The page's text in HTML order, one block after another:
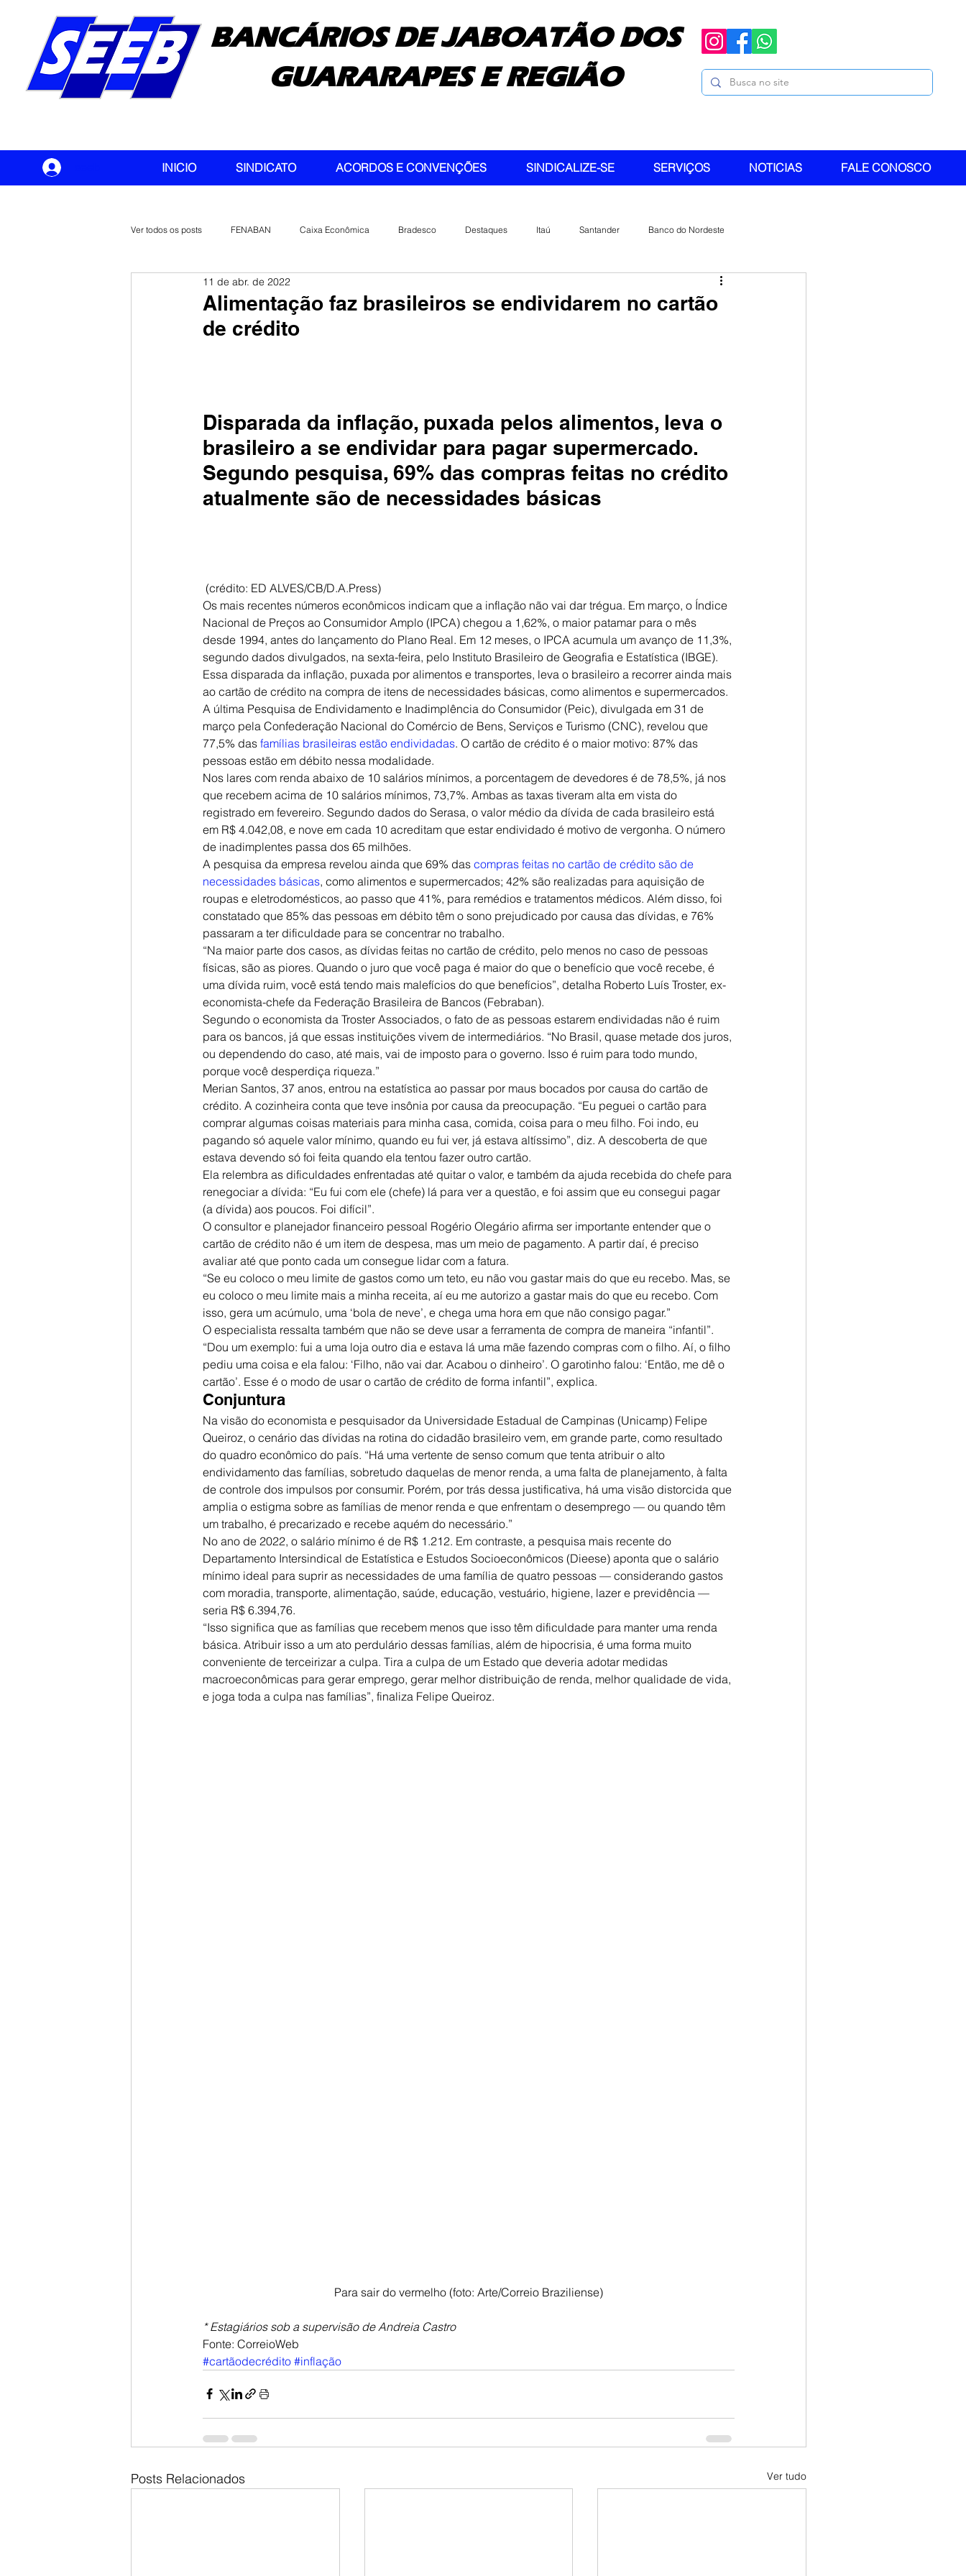
BANCÁRIOS DE JABOATÃO DOS
GUARARAPES E REGIÃO
INICIO SINDICATO ACORDOS E CONVENÇÕES SINDICALIZE-SE SERVIÇOS NOTICIAS FALE CONOSCO
Ver todos os posts FENABAN Caixa Econômica Bradesco Destaques Itaú Santander Banco do Nordeste
Banco do Brasil CONTEC
Alimentação faz brasileiros se endividarem no cartão
de crédito
11 de abr. de 2022
Disparada da inflação, puxada pelos alimentos, leva o
brasileiro a se endividar para pagar supermercado.
Segundo pesquisa, 69% das compras feitas no crédito
atualmente são de necessidades básicas
(crédito: ED ALVES/CB/D.A.Press)
Os mais recentes números econômicos indicam que a inflação não vai dar trégua. Em março, o Índice
Nacional de Preços ao Consumidor Amplo (IPCA) chegou a 1,62%, o maior patamar para o mês
desde 1994, antes do lançamento do Plano Real. Em 12 meses, o IPCA acumula um avanço de 11,3%,
segundo dados divulgados, na sexta-feira, pelo Instituto Brasileiro de Geografia e Estatística (IBGE).
Essa disparada da inflação, puxada por alimentos e transportes, leva o brasileiro a recorrer ainda mais
ao cartão de crédito na compra de itens de necessidades básicas, como alimentos e supermercados.
A última Pesquisa de Endividamento e Inadimplência do Consumidor (Peic), divulgada em 31 de
março pela Confederação Nacional do Comércio de Bens, Serviços e Turismo (CNC), revelou que
77,5% das famílias brasileiras estão endividadas. O cartão de crédito é o maior motivo: 87% das
pessoas estão em débito nessa modalidade.
Nos lares com renda abaixo de 10 salários mínimos, a porcentagem de devedores é de 78,5%, já nos
que recebem acima de 10 salários mínimos, 73,7%. Ambas as taxas tiveram alta em vista do
registrado em fevereiro. Segundo dados do Serasa, o valor médio da dívida de cada brasileiro está
em R$ 4.042,08, e nove em cada 10 acreditam que estar endividado é motivo de vergonha. O número
de inadimplentes passa dos 65 milhões.
A pesquisa da empresa revelou ainda que 69% das compras feitas no cartão de crédito são de
necessidades básicas, como alimentos e supermercados; 42% são realizadas para aquisição de
roupas e eletrodomésticos, ao passo que 41%, para remédios e tratamentos médicos. Além disso, foi
constatado que 85% das pessoas em débito têm o sono prejudicado por causa das dívidas, e 76%
passaram a ter dificuldade para se concentrar no trabalho.
“Na maior parte dos casos, as dívidas feitas no cartão de crédito, pelo menos no caso de pessoas
físicas, são as piores. Quando o juro que você paga é maior do que o benefício que você recebe, é
uma dívida ruim, você está tendo mais malefícios do que benefícios”, detalha Roberto Luís Troster, ex-
economista-chefe da Federação Brasileira de Bancos (Febraban).
Segundo o economista da Troster Associados, o fato de as pessoas estarem endividadas não é ruim
para os bancos, já que essas instituições vivem de intermediários. “No Brasil, quase metade dos juros,
ou dependendo do caso, até mais, vai de imposto para o governo. Isso é ruim para todo mundo,
porque você desperdiça riqueza.”
Merian Santos, 37 anos, entrou na estatística ao passar por maus bocados por causa do cartão de
crédito. A cozinheira conta que teve insônia por causa da preocupação. “Eu peguei o cartão para
comprar algumas coisas materiais para minha casa, comida, coisa para o meu filho. Foi indo, eu
pagando só aquele valor mínimo, quando eu fui ver, já estava altíssimo”, diz. A descoberta de que
estava devendo só foi feita quando ela tentou fazer outro cartão.
Ela relembra as dificuldades enfrentadas até quitar o valor, e também da ajuda recebida do chefe para
renegociar a dívida: “Eu fui com ele (chefe) lá para ver a questão, e foi assim que eu consegui pagar
(a dívida) aos poucos. Foi difícil”.
O consultor e planejador financeiro pessoal Rogério Olegário afirma ser importante entender que o
cartão de crédito não é um item de despesa, mas um meio de pagamento. A partir daí, é preciso
avaliar até que ponto cada um consegue lidar com a fatura.
“Se eu coloco o meu limite de gastos como um teto, eu não vou gastar mais do que eu recebo. Mas, se
eu coloco o meu limite mais a minha receita, aí eu me autorizo a gastar mais do que eu recebo. Com
isso, gera um acúmulo, uma ‘bola de neve’, e chega uma hora em que não consigo pagar.”
O especialista ressalta também que não se deve usar a ferramenta de compra de maneira “infantil”.
“Dou um exemplo: fui a uma loja outro dia e estava lá uma mãe fazendo compras com o filho. Aí, o filho
pediu uma coisa e ela falou: ‘Filho, não vai dar. Acabou o dinheiro’. O garotinho falou: ‘Então, me dê o
cartão’. Esse é o modo de usar o cartão de crédito de forma infantil”, explica.
Conjuntura
Na visão do economista e pesquisador da Universidade Estadual de Campinas (Unicamp) Felipe
Queiroz, o cenário das dívidas na rotina do cidadão brasileiro vem, em grande parte, como resultado
do quadro econômico do país. “Há uma vertente de senso comum que tenta atribuir o alto
endividamento das famílias, sobretudo daquelas de menor renda, a uma falta de planejamento, à falta
de controle dos impulsos por consumir. Porém, por trás dessa justificativa, há uma visão distorcida que
amplia o estigma sobre as famílias de menor renda e que enfrentam o desemprego — ou quando têm
um trabalho, é precarizado e recebe aquém do necessário.”
No ano de 2022, o salário mínimo é de R$ 1.212. Em contraste, a pesquisa mais recente do
Departamento Intersindical de Estatística e Estudos Socioeconômicos (Dieese) aponta que o salário
mínimo ideal para suprir as necessidades de uma família de quatro pessoas — considerando gastos
com moradia, transporte, alimentação, saúde, educação, vestuário, higiene, lazer e previdência —
seria R$ 6.394,76.
“Isso significa que as famílias que recebem menos que isso têm dificuldade para manter uma renda
básica. Atribuir isso a um ato perdulário dessas famílias, além de hipocrisia, é uma forma muito
conveniente de terceirizar a culpa. Tira a culpa de um Estado que deveria adotar medidas
macroeconômicas para gerar emprego, gerar melhor distribuição de renda, melhor qualidade de vida,
e joga toda a culpa nas famílias”, finaliza Felipe Queiroz.
Para sair do vermelho (foto: Arte/Correio Braziliense)
* Estagiários sob a supervisão de Andreia Castro
Fonte: CorreioWeb
#cartãodecrédito #inflação
Posts Relacionados Ver tudo